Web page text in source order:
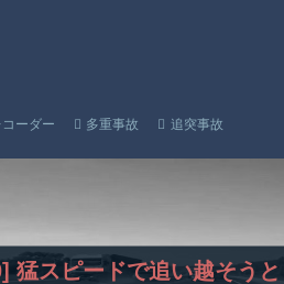
コーダー 多重事故 追突事故
猛スピードで追い越そう